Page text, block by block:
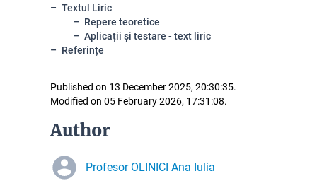
Textul Liric
Repere teoretice
Aplicații și testare - text liric
Referințe
Published on 13 December 2025, 20:30:35.
Modified on 05 February 2026, 17:31:08.
Author
Profesor OLINICI Ana Iulia